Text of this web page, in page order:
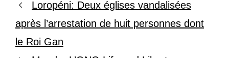
Loropéni: Deux églises vandalisées
après l’arrestation de huit personnes dont
le Roi Gan